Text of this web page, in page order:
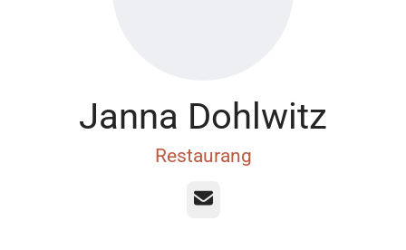
Janna Dohlwitz
Restaurang
E-post